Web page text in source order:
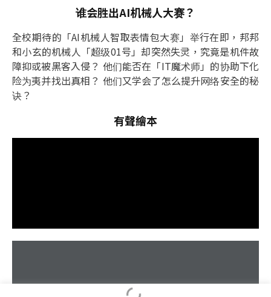
谁会胜出AI机械人大赛？
全校期待的「AI机械人智取表情包大赛」举行在即，邦邦
和小玄的机械人「超级01号」却突然失灵，究竟是机件故
障抑或被黑客入侵？ 他们能否在「IT魔术师」的协助下化
险为夷并找出真相？ 他们又学会了怎么提升网络安全的秘
诀？
有聲繪本